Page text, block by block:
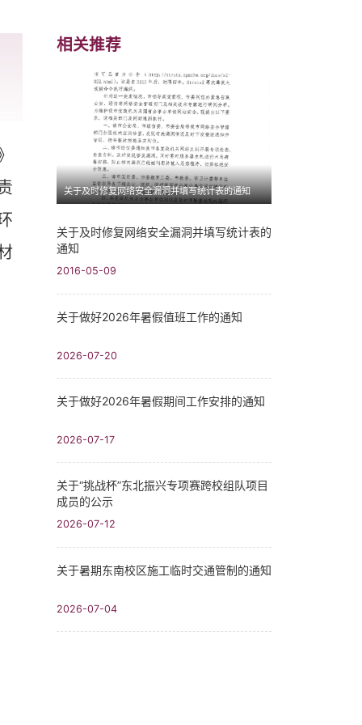
相关推荐
关于及时修复网络安全漏洞并填写统计表的通知
关于及时修复网络安全漏洞并填写统计表的
通知
2016-05-09
关于做好2026年暑假值班工作的通知
2026-07-20
关于做好2026年暑假期间工作安排的通知
2026-07-17
关于“挑战杯”东北振兴专项赛跨校组队项目
成员的公示
2026-07-12
关于暑期东南校区施工临时交通管制的通知
2026-07-04